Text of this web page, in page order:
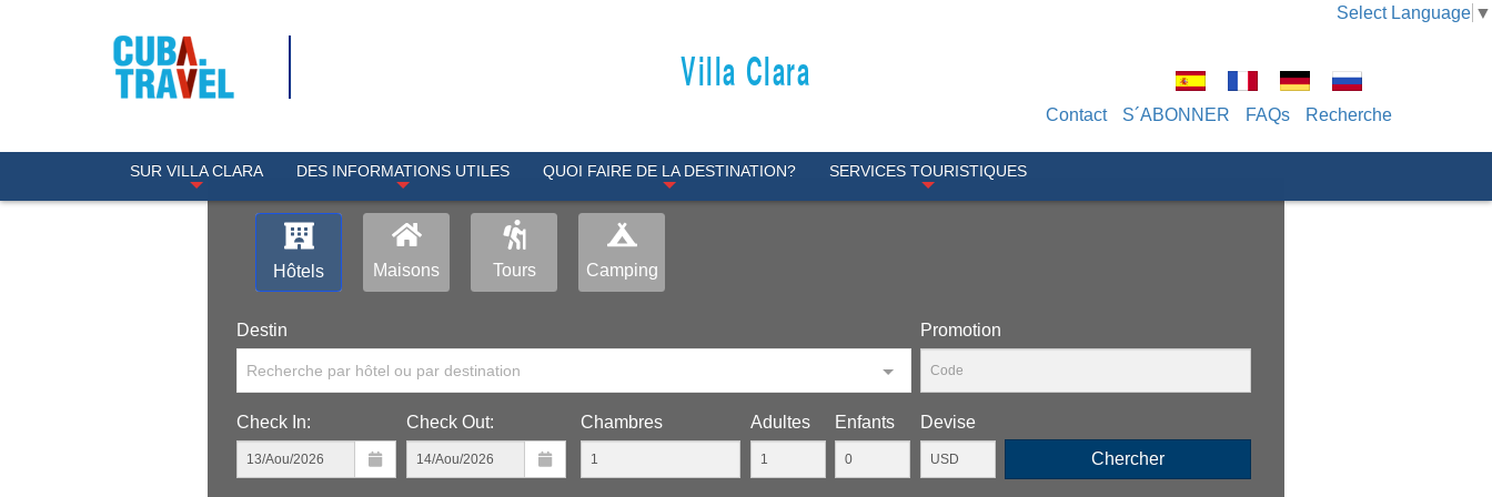
Select Language ▼
Villa Clara
Contact S´ABONNER FAQs Recherche
SUR VILLA CLARA DES INFORMATIONS UTILES QUOI FAIRE DE LA DESTINATION? SERVICES TOURISTIQUES
Hôtels Maisons Tours Camping
Destin
Recherche par hôtel ou par destination
Рromotion
Check In: Check Out: Chambres Adultes Enfants
Devise
Chercher